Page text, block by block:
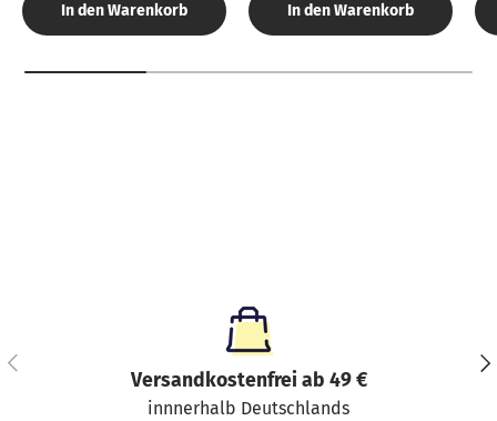
In den Warenkorb In den Warenkorb
Vorherige
Versandkostenfrei ab 49 €
innnerhalb Deutschlands